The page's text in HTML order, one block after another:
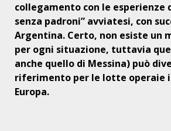
collegamento con le esperienze
senza padroni” avviatesi, con
Argentina. Certo, non esiste un
per ogni situazione, tuttavia
anche quello di Messina) può
riferimento per le lotte operaie
Europa.